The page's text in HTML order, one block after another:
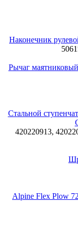
Наконечник
Рычаг
Стальной
420220913,
Alpine Flex Plow